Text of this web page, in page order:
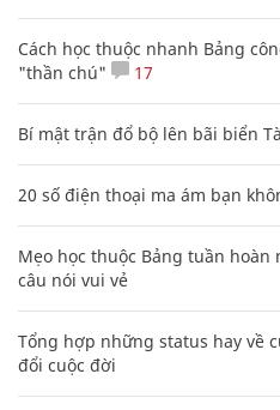
Cách học thuộc nhanh Bảng
"thần chú"
17
Bí mật trận đổ bộ lên bãi biển
20 số điện thoại ma ám bạn
Mẹo học thuộc Bảng tuần
câu nói vui vẻ
Tổng hợp những status hay về
đổi cuộc đời